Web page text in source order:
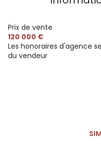
Prix de vente
120 000 €
Les honoraires d'agence
du vendeur